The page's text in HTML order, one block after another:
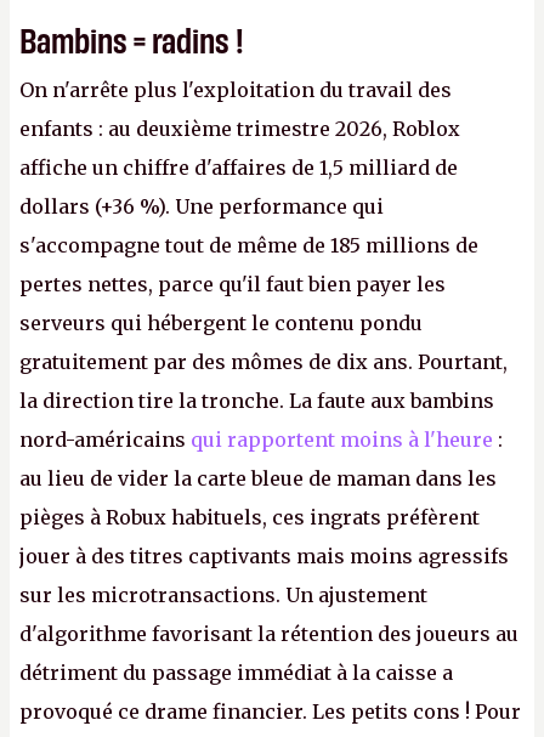
Bambins = radins !
On n'arrête plus l'exploitation du travail des
enfants : au deuxième trimestre 2026, Roblox
affiche un chiffre d'affaires de 1,5 milliard de
dollars (+36 %). Une performance qui
s'accompagne tout de même de 185 millions de
pertes nettes, parce qu'il faut bien payer les
serveurs qui hébergent le contenu pondu
gratuitement par des mômes de dix ans. Pourtant,
la direction tire la tronche. La faute aux bambins
nord-américains qui rapportent moins à l'heure :
au lieu de vider la carte bleue de maman dans les
pièges à Robux habituels, ces ingrats préfèrent
jouer à des titres captivants mais moins agressifs
sur les microtransactions. Un ajustement
d'algorithme favorisant la rétention des joueurs au
détriment du passage immédiat à la caisse a
provoqué ce drame financier. Les petits cons ! Pour